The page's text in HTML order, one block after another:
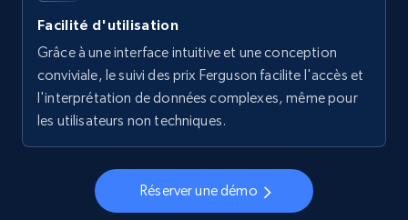
Facilité d'utilisation
Grâce à une interface intuitive et une conception
conviviale, le suivi des prix Ferguson facilite l'accès et
l'interprétation de données complexes, même pour
les utilisateurs non techniques.
Réserver une démo